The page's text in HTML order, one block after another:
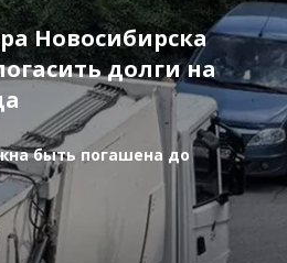
Новосибирска
долги на
быть погашена до